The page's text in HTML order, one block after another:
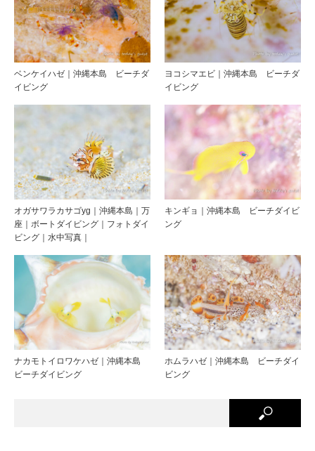
ベンケイハゼ｜沖縄本島 ビーチダ
イビング
ヨコシマエビ｜沖縄本島 ビーチダ
イビング
オガサワラカサゴyg｜沖縄本島｜万
座｜ボートダイビング｜フォトダイ
ビング｜水中写真｜
キンギョ｜沖縄本島 ビーチダイビ
ング
ナカモトイロワケハゼ｜沖縄本島
ビーチダイビング
ホムラハゼ｜沖縄本島 ビーチダイ
ビング